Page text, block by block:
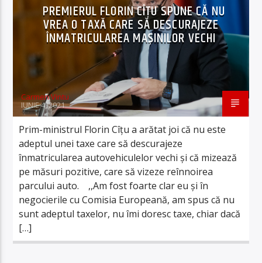
PREMIERUL FLORIN CÎŢU SPUNE CĂ NU
VREA O TAXĂ CARE SĂ DESCURAJEZE
ÎNMATRICULAREA MAŞINILOR VECHI
Carmen Vintu
IUNIE 4, 2021
Prim-ministrul Florin Cîţu a arătat joi că nu este
adeptul unei taxe care să descurajeze
înmatricularea autovehiculelor vechi şi că mizează
pe măsuri pozitive, care să vizeze reînnoirea
parcului auto. ,,Am fost foarte clar eu şi în
negocierile cu Comisia Europeană, am spus că nu
sunt adeptul taxelor, nu îmi doresc taxe, chiar dacă
[…]